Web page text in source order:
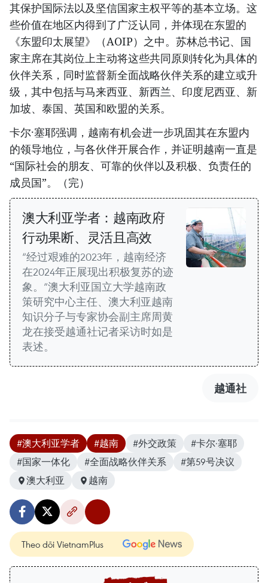
其保护国际法以及坚信国家主权平等的基本立场。这
些价值在地区内得到了广泛认同，并体现在东盟的
《东盟印太展望》（AOIP）之中。苏林总书记、国
家主席在其岗位上主动将这些共同原则转化为具体的
伙伴关系，同时监督新全面战略伙伴关系的建立或升
级，其中包括与马来西亚、新西兰、印度尼西亚、新
加坡、泰国、英国和欧盟的关系。
卡尔·塞耶强调，越南有机会进一步巩固其在东盟内
的领导地位，与各伙伴开展合作，并证明越南一直是
“国际社会的朋友、可靠的伙伴以及积极、负责任的
成员国”。（完）
澳大利亚学者：越南政府
行动果断、灵活且高效
“经过艰难的2023年，越南经济
在2024年正展现出积极复苏的迹
象。”澳大利亚国立大学越南政
策研究中心主任、澳大利亚越南
知识分子与专家协会副主席周黄
龙在接受越通社记者采访时如是
表述。
越通社
#澳大利亚学者 #越南 #外交政策
#卡尔·塞耶
#国家一体化
#全面战略伙伴关系
#第59号决议
澳大利亚
越南
Theo dõi VietnamPlus